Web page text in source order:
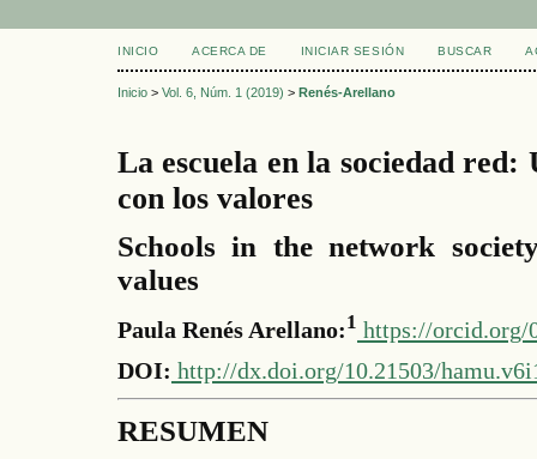
INICIO ACERCA DE INICIAR SESIÓN BUSCAR
Inicio > Vol. 6, Núm. 1 (2019) > Renés-Arellano
La escuela en la sociedad red:
con los valores
Schools in the network
values
Paula Renés Arellano:1 https://orcid.org/
DOI: http://dx.doi.org/10.21503/
RESUMEN